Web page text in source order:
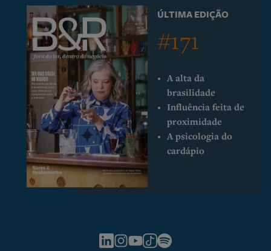
ÚLTIMA EDIÇÃO
#171
A alta da
brasilidade
Influência feita de
proximidade
A psicologia do
cardápio